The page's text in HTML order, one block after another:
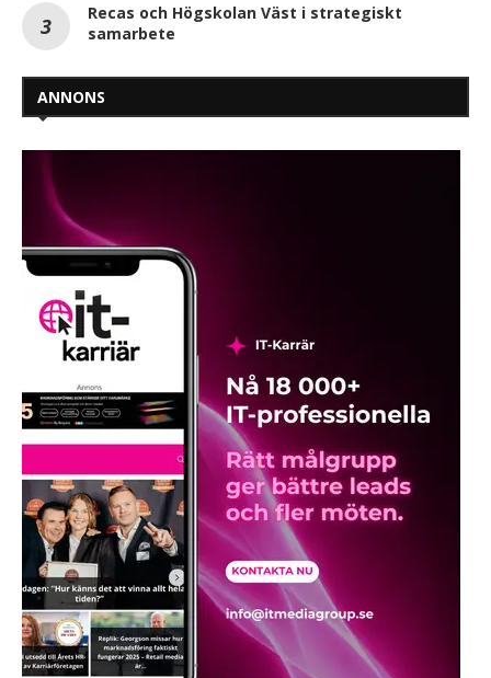
Recas och Högskolan Väst i strategiskt
samarbete
ANNONS